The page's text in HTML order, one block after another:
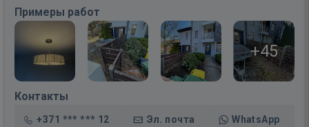
Примеры работ
+45
Контакты
+371 *** *** 12 Эл. почта WhatsApp